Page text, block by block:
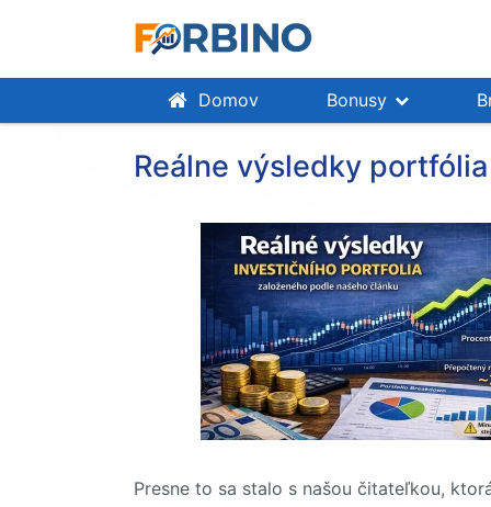
Domov Bonusy
Reálne výsledky
Presne to sa stalo s našou čitateľkou,